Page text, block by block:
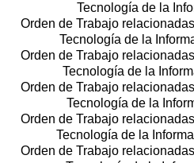
Tecnología de la
Orden de Trabajo
Tecnología de la
Orden de Trabajo
Tecnología de la
Orden de Trabajo
Tecnología de la
Orden de Trabajo
Tecnología de la
Orden de Trabajo